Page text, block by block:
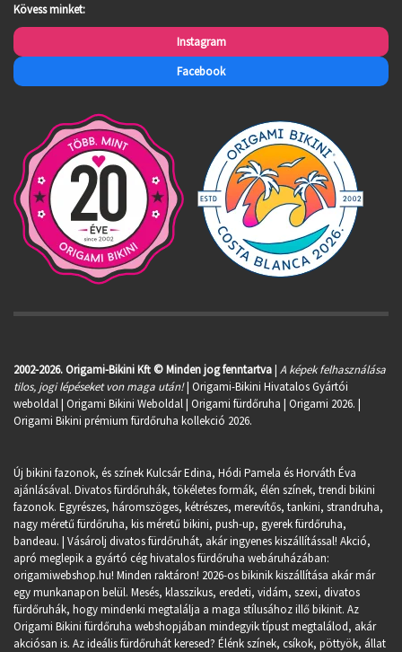
Kövess minket:
Instagram
Facebook
2002-2026. Origami-Bikini Kft © Minden jog fenntartva| A képek felhasználása
tilos, jogi lépéseket von maga után!| Origami-Bikini Hivatalos Gyártói
weboldal | Origami Bikini Weboldal | Origami fürdőruha | Origami 2026. |
Origami Bikini prémium fürdőruha kollekció 2026.
Új bikini fazonok, és színek Kulcsár Edina, Hódi Pamela és Horváth Éva
ajánlásával. Divatos fürdőruhák, tökéletes formák, élén színek, trendi bikini
fazonok. Egyrészes, háromszöges, kétrészes, merevítős, tankini, strandruha,
nagy méretű fürdőruha, kis méretű bikini, push-up, gyerek fürdőruha,
bandeau. | Vásárolj divatos fürdőruhát, akár ingyenes kiszállítással! Akció,
apró meglepik a gyártó cég hivatalos fürdőruha webáruházában:
origamiwebshop.hu! Minden raktáron! 2026-os bikinik kiszállítása akár már
egy munkanapon belül. Mesés, klasszikus, eredeti, vidám, szexi, divatos
fürdőruhák, hogy mindenki megtalálja a maga stílusához illő bikinit. Az
Origami Bikini fürdőruha webshopjában mindegyik típust megtalálod, akár
akciósan is. Az ideális fürdőruhát keresed? Élénk színek, csíkok, pöttyök, állat